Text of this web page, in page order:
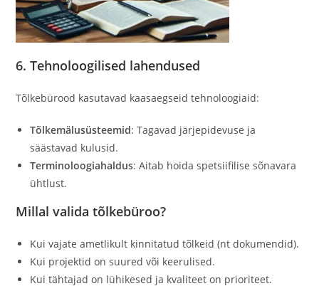
6. Tehnoloogilised lahendused
Tõlkebürood kasutavad kaasaegseid tehnoloogiaid:
Tõlkemälusüsteemid: Tagavad järjepidevuse ja
säästavad kulusid.
Terminoloogiahaldus: Aitab hoida spetsiifilise sõnavara
ühtlust.
Millal valida tõlkebüroo?
Kui vajate ametlikult kinnitatud tõlkeid (nt dokumendid).
Kui projektid on suured või keerulised.
Kui tähtajad on lühikesed ja kvaliteet on prioriteet.